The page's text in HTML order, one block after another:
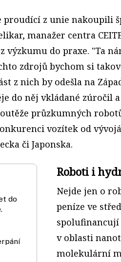
proudící z unie nakoupili
manažer centra
výzkumu do praxe. "Ta
zdrojů bychom si
z nich by odešla na
do něj vkládané zúročil
průzkumných
vozítek od
či Japonska.
do
Roboti i
Nejde jen o
peníze ve
spolufinancují
v oblasti
molekulární